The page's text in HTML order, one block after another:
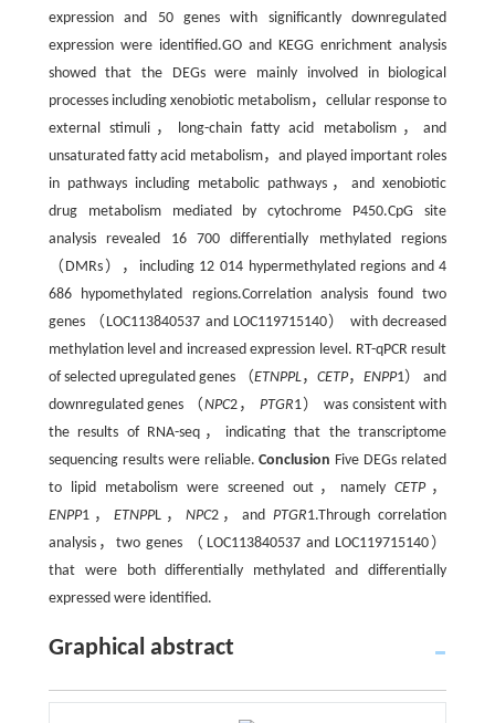
expression and 50 genes with significantly downregulated
expression were identified.GO and KEGG enrichment analysis
showed that the DEGs were mainly involved in biological
processes including xenobiotic metabolism，cellular response to
external stimuli，long-chain fatty acid metabolism，and
unsaturated fatty acid metabolism，and played important roles
in pathways including metabolic pathways，and xenobiotic
drug metabolism mediated by cytochrome P450.CpG site
analysis revealed 16 700 differentially methylated regions
（DMRs），including 12 014 hypermethylated regions and 4
686 hypomethylated regions.Correlation analysis found two
genes （LOC113840537 and LOC119715140） with decreased
methylation level and increased expression level. RT-qPCR result
of selected upregulated genes （ETNPPL，CETP，ENPP1） and
downregulated genes （NPC2， PTGR1） was consistent with
the results of RNA-seq，indicating that the transcriptome
sequencing results were reliable.Conclusion Five DEGs related
to lipid metabolism were screened out，namelyCETP，
ENPP1， ETNPPL， NPC2，andPTGR1.Through correlation
analysis，two genes （LOC113840537 and LOC119715140）
that were both differentially methylated and differentially
expressed were identified.
Graphical abstract